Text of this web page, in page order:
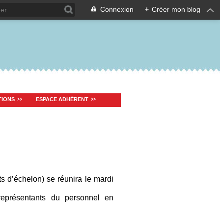
Connexion + Créer mon blog
ESPACE ADHÉRENT
d’échelon) se réunira le mardi
du personnel en